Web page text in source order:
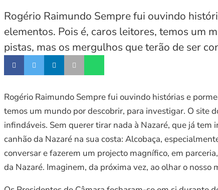
Rogério Raimundo Sempre fui ouvindo
elementos. Pois é, caros leitores, temos um
pistas, mas os mergulhos que terão de ser
Rogério Raimundo Sempre fui ouvindo histórias e
temos um mundo por descobrir, para investigar. O site
infindáveis. Sem querer tirar nada à Nazaré, que já
canhão da Nazaré na sua costa: Alcobaça,
conversar e fazerem um projecto magnífico, em
da Nazaré. Imaginem, da próxima vez, ao olhar o